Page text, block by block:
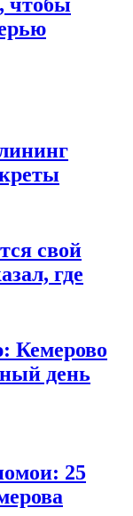
свой
где
Кемерово
день
25